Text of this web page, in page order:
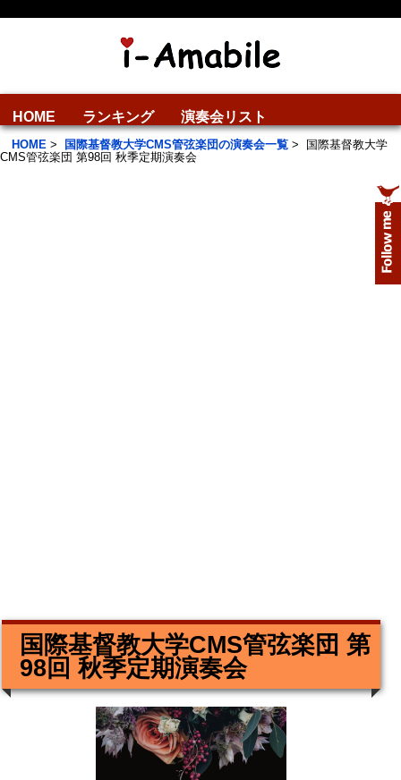
HOME ランキング 演奏会リスト
HOME > 国際基督教大学CMS管弦楽団の演奏会一覧 >
国際基督教大学
CMS管弦楽団 第98回 秋季定期演奏会
国際基督教大学CMS管弦楽団 第
98回 秋季定期演奏会